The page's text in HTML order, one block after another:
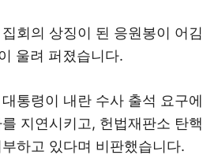
회의 상징이 된 응원봉이 어김
울려 퍼졌습니다.
통령이 내란 수사 출석 요구에
지연시키고, 헌법재판소 탄핵
하고 있다며 비판했습니다.